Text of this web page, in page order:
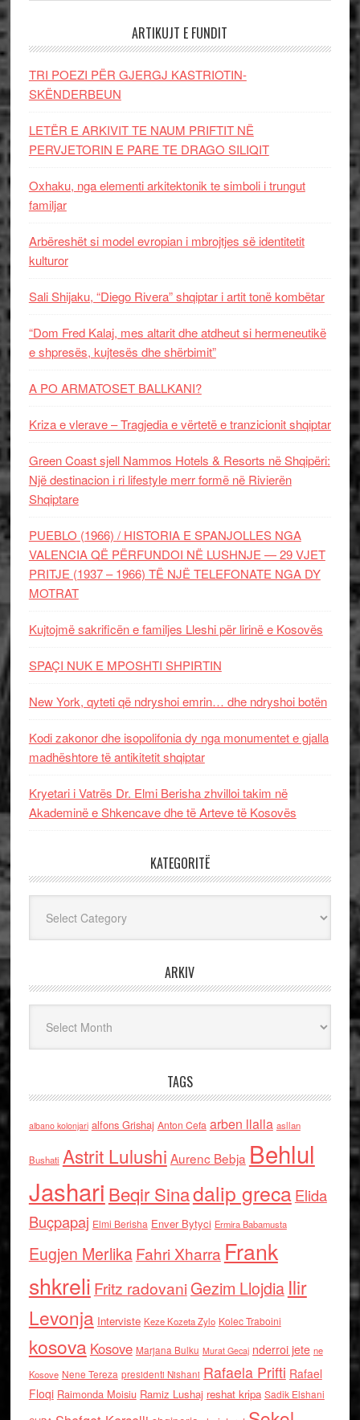
ARTIKUJT E FUNDIT
TRI POEZI PËR GJERGJ KASTRIOTIN-
SKËNDERBEUN
LETËR E ARKIVIT TE NAUM PRIFTIT NË
PERVJETORIN E PARE TE DRAGO SILIQIT
Oxhaku, nga elementi arkitektonik te simboli i trungut
familjar
Arbëreshët si model evropian i mbrojtjes së identitetit
kulturor
Sali Shijaku, “Diego Rivera” shqiptar i artit tonë kombëtar
“Dom Fred Kalaj, mes altarit dhe atdheut si hermeneutikë
e shpresës, kujtesës dhe shërbimit”
A PO ARMATOSET BALLKANI?
Kriza e vlerave – Tragjedia e vërtetë e tranzicionit shqiptar
Green Coast sjell Nammos Hotels & Resorts në Shqipëri:
Një destinacion i ri lifestyle merr formë në Rivierën
Shqiptare
PUEBLO (1966) / HISTORIA E SPANJOLLES NGA
VALENCIA QË PËRFUNDOI NË LUSHNJE — 29 VJET
PRITJE (1937 – 1966) TË NJË TELEFONATE NGA DY
MOTRAT
Kujtojmë sakrificën e familjes Lleshi për lirinë e Kosovës
SPAÇI NUK E MPOSHTI SHPIRTIN
New York, qyteti që ndryshoi emrin… dhe ndryshoi botën
Kodi zakonor dhe isopolifonia dy nga monumentet e gjalla
madhështore të antikitetit shqiptar
Kryetari i Vatrës Dr. Elmi Berisha zhvilloi takim në
Akademinë e Shkencave dhe të Arteve të Kosovës
KATEGORITË
ARKIV
TAGS
albano kolonjari alfons Grishaj Anton Cefa arben llalla asllan
Bushati Astrit Lulushi Aurenc Bebja Behlul
Jashari Beqir Sinadalip grecaElida
Buçpapaj Elmi Berisha Enver Bytyci Ermira Babamusta
Eugjen MerlikaFahri Xharra Frank
shkreli Fritz radovaniGezim Llojdia Ilir
Levonja Interviste Keze Kozeta Zylo Kolec Traboini
kosova Kosove Marjana Bulku Murat Gecaj nderroi jete ne
Kosove Nene Tereza presidenti Nishani Rafaela Prifti Rafael
Floqi Raimonda Moisiu Ramiz Lushaj reshat kripa Sadik Elshani